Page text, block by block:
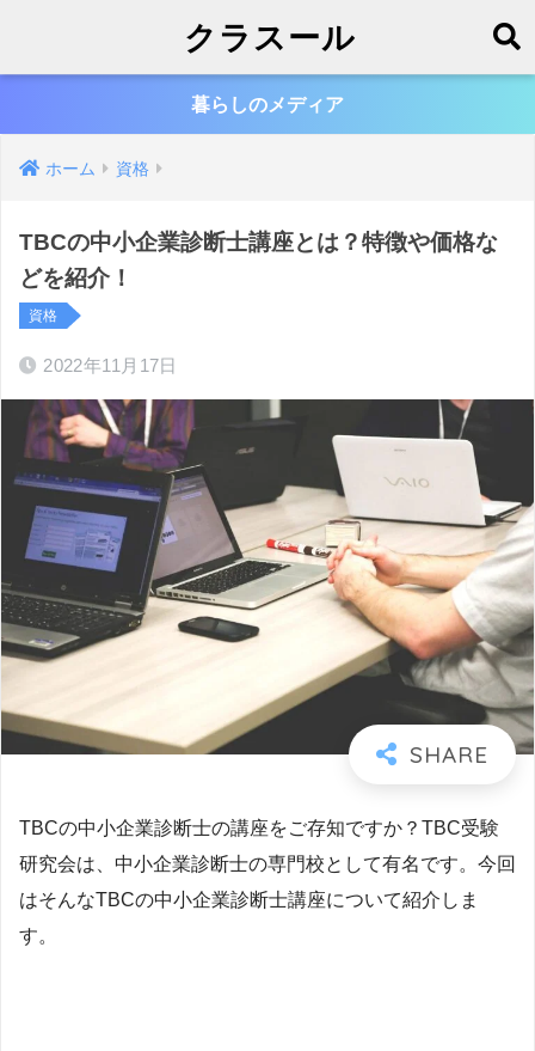
クラスール
暮らしのメディア
ホーム 資格
TBCの中小企業診断士講座とは？特徴や価格な
どを紹介！
資格
2022年11月17日
TBCの中小企業診断士の講座をご存知ですか？TBC受験
研究会は、中小企業診断士の専門校として有名です。今回
はそんなTBCの中小企業診断士講座について紹介しま
す。